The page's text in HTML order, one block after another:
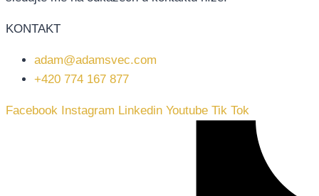
KONTAKT
adam@adamsvec.com
+420 774 167 877
Facebook Instagram Linkedin Youtube Tik Tok